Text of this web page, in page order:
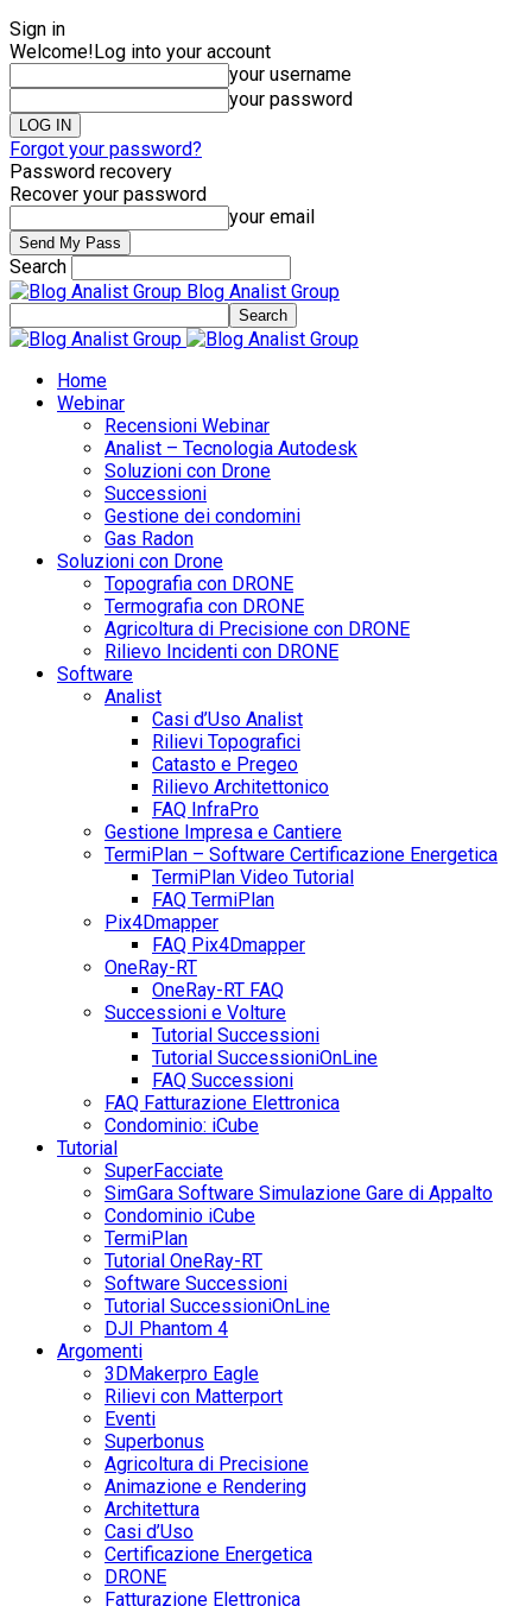
Sign in
Welcome!Log into your account
your username
your password
Forgot your password?
Password recovery
Recover your password
your email
Search
Blog Analist Group
Home
Webinar
Recensioni Webinar
Analist – Tecnologia Autodesk
Soluzioni con Drone
Successioni
Gestione dei condomini
Gas Radon
Soluzioni con Drone
Topografia con DRONE
Termografia con DRONE
Agricoltura di Precisione con DRONE
Rilievo Incidenti con DRONE
Software
Analist
Casi d’Uso Analist
Rilievi Topografici
Catasto e Pregeo
Rilievo Architettonico
FAQ InfraPro
Gestione Impresa e Cantiere
TermiPlan – Software Certificazione Energetica
TermiPlan Video Tutorial
FAQ TermiPlan
Pix4Dmapper
FAQ Pix4Dmapper
OneRay-RT
OneRay-RT FAQ
Successioni e Volture
Tutorial Successioni
Tutorial SuccessioniOnLine
FAQ Successioni
FAQ Fatturazione Elettronica
Condominio: iCube
Tutorial
SuperFacciate
SimGara Software Simulazione Gare di Appalto
Condominio iCube
TermiPlan
Tutorial OneRay-RT
Software Successioni
Tutorial SuccessioniOnLine
DJI Phantom 4
Argomenti
3DMakerpro Eagle
Rilievi con Matterport
Eventi
Superbonus
Agricoltura di Precisione
Animazione e Rendering
Architettura
Casi d’Uso
Certificazione Energetica
DRONE
Fatturazione Elettronica